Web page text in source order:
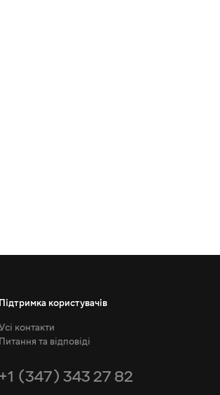
Підтримка користувачів
контакти
Питання та відповіді
+1 (347) 343 27 82